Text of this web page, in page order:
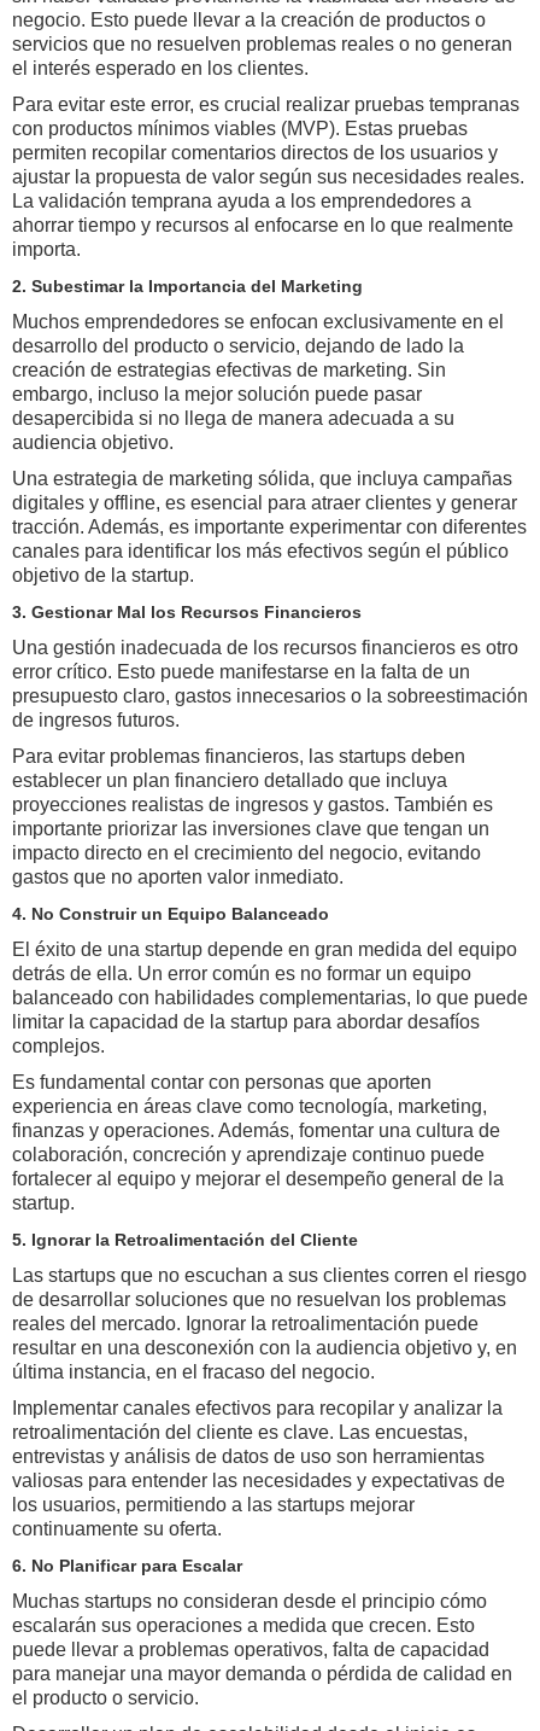
negocio. Esto puede llevar a la creación de productos o
servicios que no resuelven problemas reales o no generan
el interés esperado en los clientes.
Para evitar este error, es crucial realizar pruebas tempranas
con productos mínimos viables (MVP). Estas pruebas
permiten recopilar comentarios directos de los usuarios y
ajustar la propuesta de valor según sus necesidades reales.
La validación temprana ayuda a los emprendedores a
ahorrar tiempo y recursos al enfocarse en lo que realmente
importa.
2. Subestimar la Importancia del Marketing
Muchos emprendedores se enfocan exclusivamente en el
desarrollo del producto o servicio, dejando de lado la
creación de estrategias efectivas de marketing. Sin
embargo, incluso la mejor solución puede pasar
desapercibida si no llega de manera adecuada a su
audiencia objetivo.
Una estrategia de marketing sólida, que incluya campañas
digitales y offline, es esencial para atraer clientes y generar
tracción. Además, es importante experimentar con diferentes
canales para identificar los más efectivos según el público
objetivo de la startup.
3. Gestionar Mal los Recursos Financieros
Una gestión inadecuada de los recursos financieros es otro
error crítico. Esto puede manifestarse en la falta de un
presupuesto claro, gastos innecesarios o la sobreestimación
de ingresos futuros.
Para evitar problemas financieros, las startups deben
establecer un plan financiero detallado que incluya
proyecciones realistas de ingresos y gastos. También es
importante priorizar las inversiones clave que tengan un
impacto directo en el crecimiento del negocio, evitando
gastos que no aporten valor inmediato.
4. No Construir un Equipo Balanceado
El éxito de una startup depende en gran medida del equipo
detrás de ella. Un error común es no formar un equipo
balanceado con habilidades complementarias, lo que puede
limitar la capacidad de la startup para abordar desafíos
complejos.
Es fundamental contar con personas que aporten
experiencia en áreas clave como tecnología, marketing,
finanzas y operaciones. Además, fomentar una cultura de
colaboración, concreción y aprendizaje continuo puede
fortalecer al equipo y mejorar el desempeño general de la
startup.
5. Ignorar la Retroalimentación del Cliente
Las startups que no escuchan a sus clientes corren el riesgo
de desarrollar soluciones que no resuelvan los problemas
reales del mercado. Ignorar la retroalimentación puede
resultar en una desconexión con la audiencia objetivo y, en
última instancia, en el fracaso del negocio.
Implementar canales efectivos para recopilar y analizar la
retroalimentación del cliente es clave. Las encuestas,
entrevistas y análisis de datos de uso son herramientas
valiosas para entender las necesidades y expectativas de
los usuarios, permitiendo a las startups mejorar
continuamente su oferta.
6. No Planificar para Escalar
Muchas startups no consideran desde el principio cómo
escalarán sus operaciones a medida que crecen. Esto
puede llevar a problemas operativos, falta de capacidad
para manejar una mayor demanda o pérdida de calidad en
el producto o servicio.